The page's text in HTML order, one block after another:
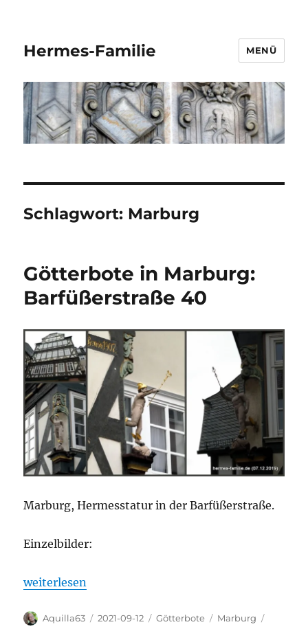
Hermes-Familie MENÜ
Schlagwort: Marburg
Götterbote in Marburg:
Barfüßerstraße 40
Marburg, Hermesstatur in der Barfüßerstraße.
Einzelbilder:
„Götterbote in Marburg: Barfüßerstraße 40“
weiterlesen
Autor
Aquilla63
Veröffentlicht
2021-09-12 Kategorien
Götterbote Schlagwörter
Marburg